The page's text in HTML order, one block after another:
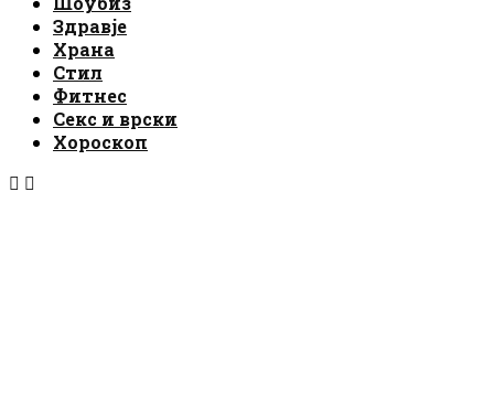
Здравје
Храна
Стил
Фитнес
Секс и врски
Хороскоп